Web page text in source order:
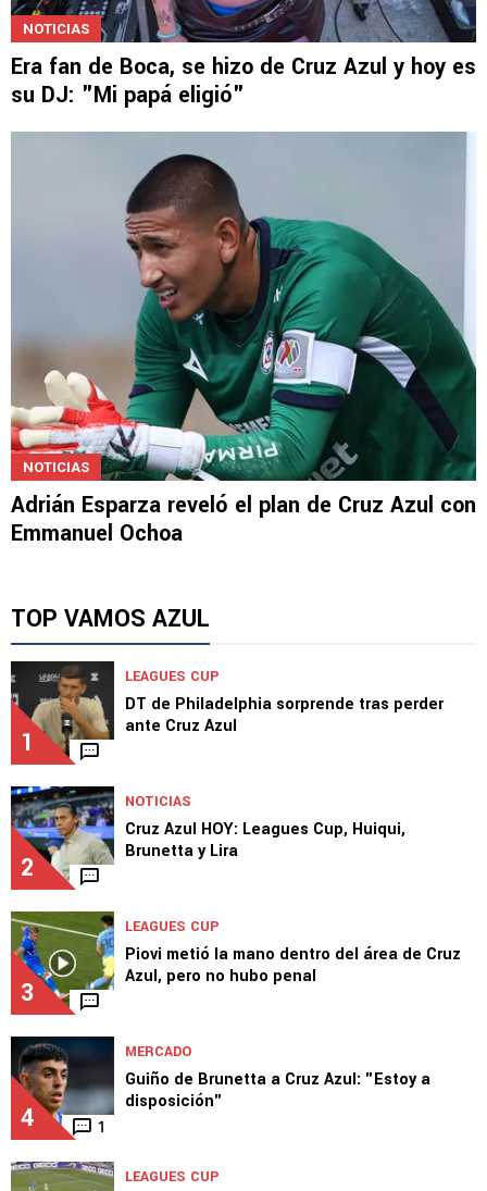
NOTICIAS
Era fan de Boca, se hizo de Cruz Azul y hoy es
su DJ: "Mi papá eligió"
NOTICIAS
Adrián Esparza reveló el plan de Cruz Azul con
Emmanuel Ochoa
TOP VAMOS AZUL
1
LEAGUES CUP
DT de Philadelphia sorprende tras perder
ante Cruz Azul
2
NOTICIAS
Cruz Azul HOY: Leagues Cup, Huiqui,
Brunetta y Lira
3
LEAGUES CUP
Piovi metió la mano dentro del área de Cruz
Azul, pero no hubo penal
4 1
MERCADO
Guiño de Brunetta a Cruz Azul: "Estoy a
disposición"
LEAGUES CUP